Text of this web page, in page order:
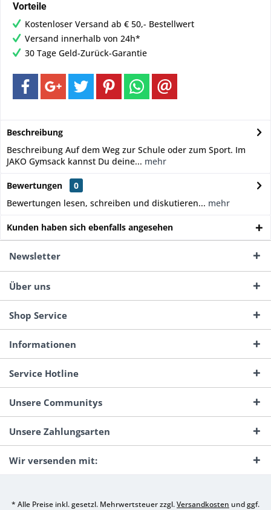
Vorteile
Kostenloser Versand ab € 50,- Bestellwert
Versand innerhalb von 24h*
30 Tage Geld-Zurück-Garantie
Beschreibung
Beschreibung Auf dem Weg zur Schule oder zum Sport. Im
JAKO Gymsack kannst Du deine... mehr
Bewertungen
0
Bewertungen lesen, schreiben und diskutieren... mehr
Kunden haben sich ebenfalls angesehen
Newsletter
Über uns
Shop Service
Informationen
Service Hotline
Unsere Communitys
Unsere Zahlungsarten
Wir versenden mit:
* Alle Preise inkl. gesetzl. Mehrwertsteuer zzgl.Versandkosten und ggf.